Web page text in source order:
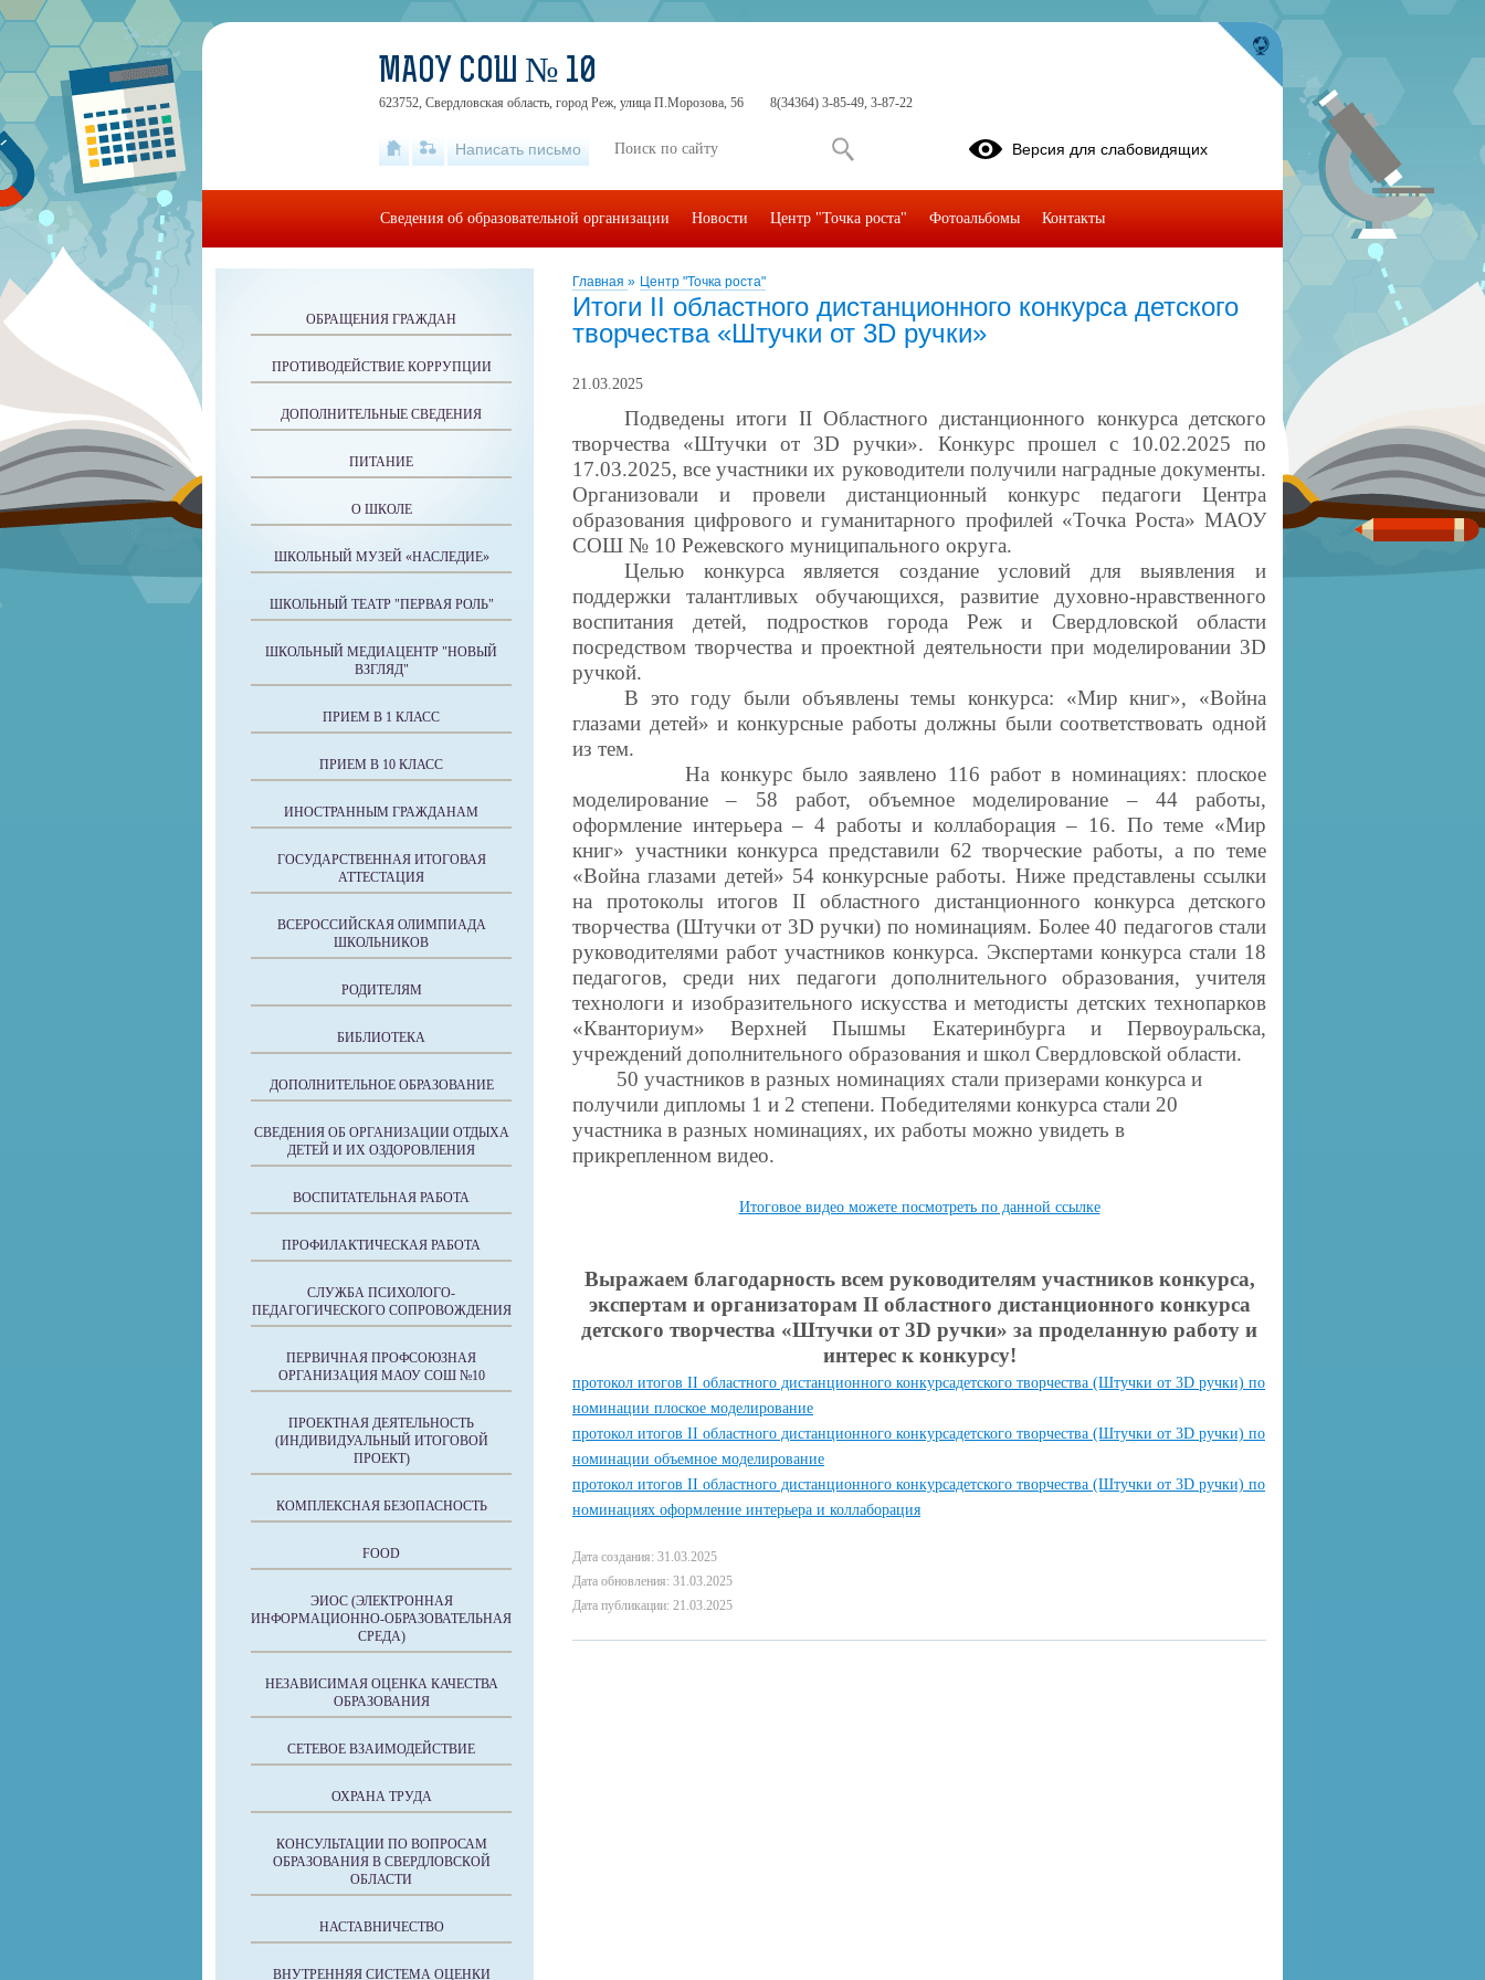
Главная » Центр "Точка роста"
Итоги II областного дистанционного конкурса детского
творчества «Штучки от 3D ручки»
21.03.2025
Подведены итоги II Областного дистанционного конкурса детского
творчества «Штучки от 3D ручки». Конкурс прошел с 10.02.2025 по
17.03.2025, все участники их руководители получили наградные документы.
Организовали и провели дистанционный конкурс педагоги Центра
образования цифрового и гуманитарного профилей «Точка Роста» МАОУ
СОШ № 10 Режевского муниципального округа.
Целью конкурса является создание условий для выявления и
поддержки талантливых обучающихся, развитие духовно-нравственного
воспитания детей, подростков города Реж и Свердловской области
посредством творчества и проектной деятельности при моделировании 3D
ручкой.
В это году были объявлены темы конкурса: «Мир книг», «Война
глазами детей» и конкурсные работы должны были соответствовать одной
из тем.
На конкурс было заявлено 116 работ в номинациях: плоское
моделирование – 58 работ, объемное моделирование – 44 работы,
оформление интерьера – 4 работы и коллаборация – 16. По теме «Мир
книг» участники конкурса представили 62 творческие работы, а по теме
«Война глазами детей» 54 конкурсные работы. Ниже представлены ссылки
на протоколы итогов II областного дистанционного конкурса детского
творчества (Штучки от 3D ручки) по номинациям. Более 40 педагогов стали
руководителями работ участников конкурса. Экспертами конкурса стали 18
педагогов, среди них педагоги дополнительного образования, учителя
технологи и изобразительного искусства и методисты детских технопарков
«Кванториум» Верхней Пышмы Екатеринбурга и Первоуральска,
учреждений дополнительного образования и школ Свердловской области.
50 участников в разных номинациях стали призерами конкурса и
получили дипломы 1 и 2 степени. Победителями конкурса стали 20
участника в разных номинациях, их работы можно увидеть в
прикрепленном видео.
Итоговое видео можете посмотреть по данной ссылке
Выражаем благодарность всем руководителям участников конкурса,
экспертам и организаторам II областного дистанционного конкурса
детского творчества «Штучки от 3D ручки» за проделанную работу и
интерес к конкурсу!
протокол итогов II областного дистанционного конкурсадетского творчества (Штучки от 3D ручки) по
номинации плоское моделирование
протокол итогов II областного дистанционного конкурсадетского творчества (Штучки от 3D ручки) по
номинации объемное моделирование
протокол итогов II областного дистанционного конкурсадетского творчества (Штучки от 3D ручки) по
номинациях оформление интерьера и коллаборация
Дата создания: 31.03.2025
Дата обновления: 31.03.2025
Дата публикации: 21.03.2025
ОБРАЩЕНИЯ ГРАЖДАН
ПРОТИВОДЕЙСТВИЕ КОРРУПЦИИ
ДОПОЛНИТЕЛЬНЫЕ СВЕДЕНИЯ
ПИТАНИЕ
О ШКОЛЕ
ШКОЛЬНЫЙ МУЗЕЙ «НАСЛЕДИЕ»
ШКОЛЬНЫЙ ТЕАТР "ПЕРВАЯ РОЛЬ"
ШКОЛЬНЫЙ МЕДИАЦЕНТР "НОВЫЙ
ВЗГЛЯД"
ПРИЕМ В 1 КЛАСС
ПРИЕМ В 10 КЛАСС
ИНОСТРАННЫМ ГРАЖДАНАМ
ГОСУДАРСТВЕННАЯ ИТОГОВАЯ
АТТЕСТАЦИЯ
ВСЕРОССИЙСКАЯ ОЛИМПИАДА
ШКОЛЬНИКОВ
РОДИТЕЛЯМ
БИБЛИОТЕКА
ДОПОЛНИТЕЛЬНОЕ ОБРАЗОВАНИЕ
СВЕДЕНИЯ ОБ ОРГАНИЗАЦИИ ОТДЫХА
ДЕТЕЙ И ИХ ОЗДОРОВЛЕНИЯ
ВОСПИТАТЕЛЬНАЯ РАБОТА
ПРОФИЛАКТИЧЕСКАЯ РАБОТА
СЛУЖБА ПСИХОЛОГО-
ПЕДАГОГИЧЕСКОГО СОПРОВОЖДЕНИЯ
ПЕРВИЧНАЯ ПРОФСОЮЗНАЯ
ОРГАНИЗАЦИЯ МАОУ СОШ №10
ПРОЕКТНАЯ ДЕЯТЕЛЬНОСТЬ
(ИНДИВИДУАЛЬНЫЙ ИТОГОВОЙ
ПРОЕКТ)
КОМПЛЕКСНАЯ БЕЗОПАСНОСТЬ
FOOD
ЭИОС (ЭЛЕКТРОННАЯ
ИНФОРМАЦИОННО-ОБРАЗОВАТЕЛЬНАЯ
СРЕДА)
НЕЗАВИСИМАЯ ОЦЕНКА КАЧЕСТВА
ОБРАЗОВАНИЯ
СЕТЕВОЕ ВЗАИМОДЕЙСТВИЕ
ОХРАНА ТРУДА
КОНСУЛЬТАЦИИ ПО ВОПРОСАМ
ОБРАЗОВАНИЯ В СВЕРДЛОВСКОЙ
ОБЛАСТИ
НАСТАВНИЧЕСТВО
ВНУТРЕННЯЯ СИСТЕМА ОЦЕНКИ
МАОУ СОШ № 10
623752, Свердловская область, город Реж, улица П.Морозова, 56 8(34364) 3-85-49, 3-87-22
Написать письмо Версия для слабовидящих
Сведения об образовательной организации Новости Центр "Точка роста" Фотоальбомы Контакты